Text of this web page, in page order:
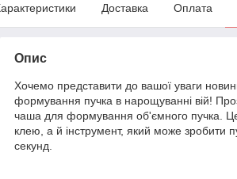
Доставка Оплата
Опис
Хочемо представити до вашої уваги
формування пучка в нарощуванні вій!
чаша для формування об'ємного пучка.
клею, а й інструмент, який може зробити
секунд.